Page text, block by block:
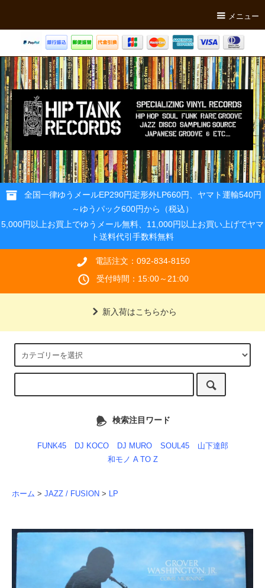
メニュー
全国一律ゆうメールEP290円定形外LP660円、ヤマト運輸540円
～ゆうパック600円から（税込）
5,000円以上お買上でゆうメール無料、11,000円以上お買い上げでヤマ
ト送料代引手数料無料
電話注文：092-834-8150
受付時間：15:00～21:00
新入荷はこちらから
検索注目ワード
FUNK45 DJ KOCO DJ MURO SOUL45
山下達郎
和モノ A TO Z
ホーム > JAZZ / FUSION > LP